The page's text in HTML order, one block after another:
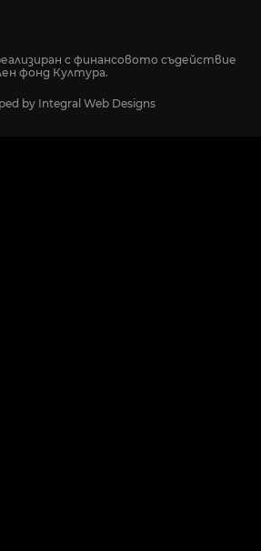
с финансовото съдействие
фонд Култура.
by Integral Web Designs